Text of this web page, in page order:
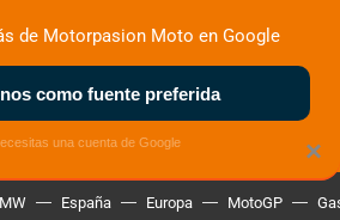
DEPORTIVAS MOTOS ELÉCTRICAS
España Europa MotoGP
×
de Motorpasion Moto en Google
como fuente preferida
una cuenta de Google